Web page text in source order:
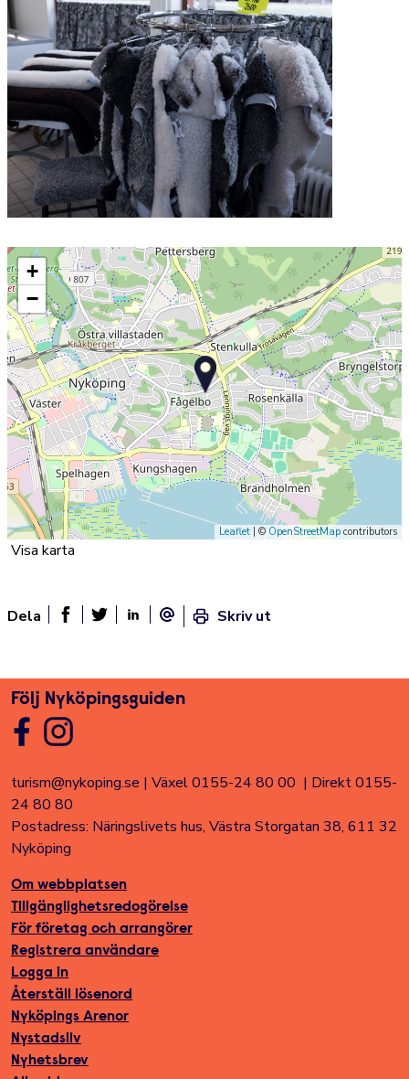
+
−
Leaflet | © OpenStreetMap contributors
Visa karta
Dela
Dela sidan på Facebook
E-post
Skriv ut
Följ Nyköpingsguiden
turism@nykoping.se | Växel 0155-24 80 00 | Direkt 0155-
24 80 80
Postadress: Näringslivets hus, Västra Storgatan 38, 611 32
Nyköping
Om webbplatsen
Tillgänglighetsredogörelse
För företag och arrangörer
Registrera användare
Logga in
Återställ lösenord
Nyköpings Arenor
Nystadsliv
Nyhetsbrev